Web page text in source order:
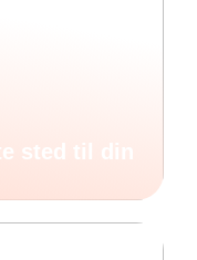
sted til din